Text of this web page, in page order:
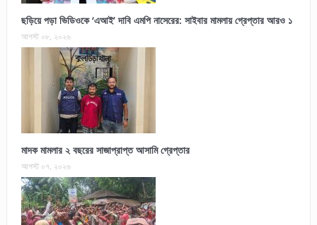
ছড়িয়ে পড়া ভিডিওকে ‘এআই’ দাবি এমপি নাসেরের: সাইবার মামলায় গ্রেপ্তার আরও ১
আগস্ট ০৮, ২০২৬
মাদক মামলার ২ বছরের সাজাপ্রাপ্ত আসামি গ্রেপ্তার
আগস্ট ০৭, ২০২৬